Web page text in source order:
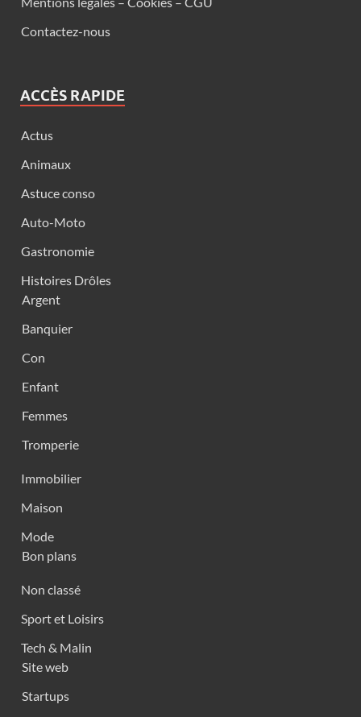
Contactez-nous
ACCÈS RAPIDE
Actus
Animaux
Astuce conso
Auto-Moto
Gastronomie
Histoires Drôles
Argent
Banquier
Con
Enfant
Femmes
Tromperie
Immobilier
Maison
Mode
Bon plans
Non classé
Sport et Loisirs
Tech & Malin
Site web
Startups